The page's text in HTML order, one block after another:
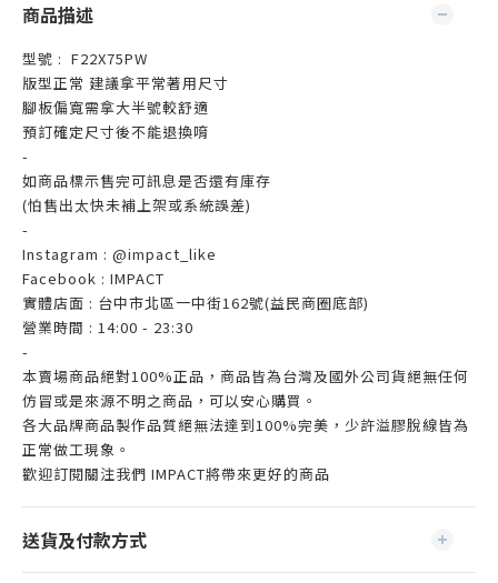
商品描述
型號 : F22X75PW
版型正常 建議拿平常著用尺寸
腳板偏寬需拿大半號較舒適
預訂確定尺寸後不能退換唷
-
如商品標示售完可訊息是否還有庫存
(怕售出太快未補上架或系統誤差)
-
Instagram : @impact_like
Facebook : IMPACT
實體店面 : 台中市北區一中街162號(益民商圈底部)
營業時間 : 14:00 - 23:30
-
本賣場商品絕對100%正品，商品皆為台灣及國外公司貨絕無任何
仿冒或是來源不明之商品，可以安心購買。
各大品牌商品製作品質絕無法達到100%完美，少許溢膠脫線皆為
正常做工現象。
歡迎訂閱關注我們 IMPACT將帶來更好的商品
送貨及付款方式